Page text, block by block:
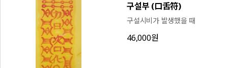
구설부 (口舌符)
구설시비가 발생했을 때
46,000원